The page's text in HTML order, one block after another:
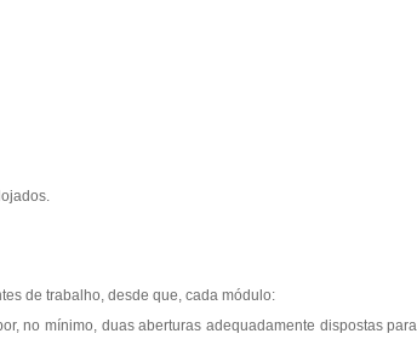
de trabalho, desde que, cada módulo:
no mínimo, duas aberturas adequadamente dispostas para